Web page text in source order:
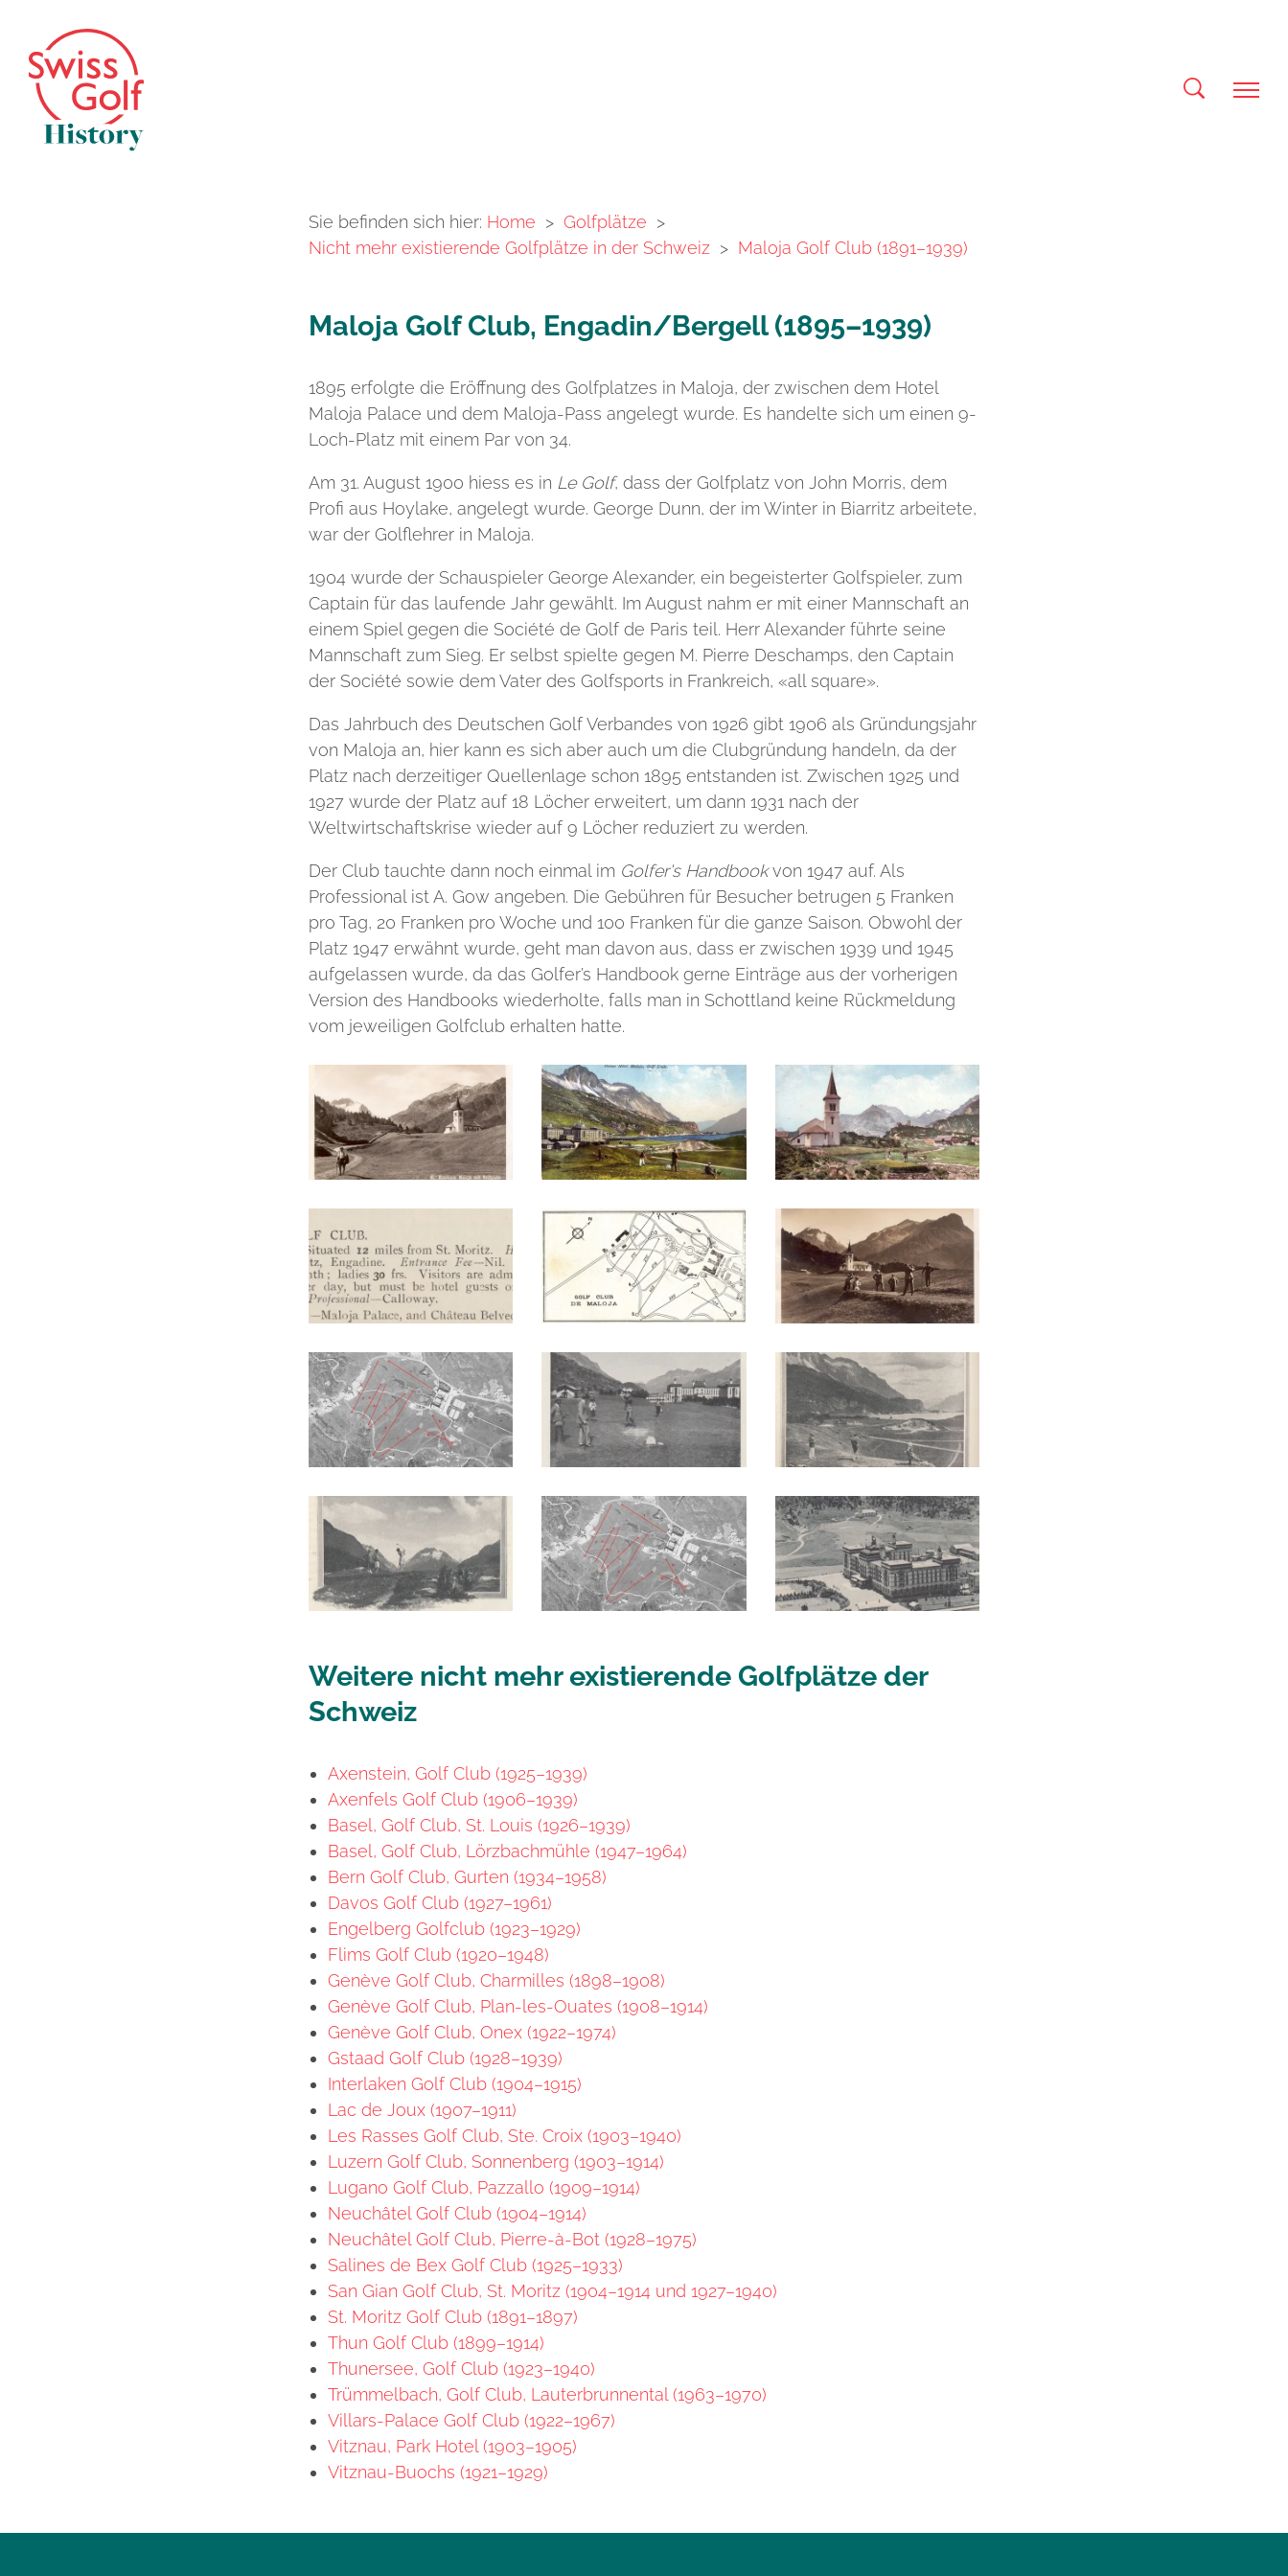
Sie befinden sich hier: Home > Golfplätze >
Nicht mehr existierende Golfplätze in der Schweiz > Maloja Golf Club (1891–1939)
Maloja Golf Club, Engadin/Bergell (1895–1939)
1895 erfolgte die Eröffnung des Golfplatzes in Maloja, der zwischen dem Hotel
Maloja Palace und dem Maloja-Pass angelegt wurde. Es handelte sich um einen 9-
Loch-Platz mit einem Par von 34.
Am 31. August 1900 hiess es in Le Golf, dass der Golfplatz von John Morris, dem
Profi aus Hoylake, angelegt wurde. George Dunn, der im Winter in Biarritz arbeitete,
war der Golflehrer in Maloja.
1904 wurde der Schauspieler George Alexander, ein begeisterter Golfspieler, zum
Captain für das laufende Jahr gewählt. Im August nahm er mit einer Mannschaft an
einem Spiel gegen die Société de Golf de Paris teil. Herr Alexander führte seine
Mannschaft zum Sieg. Er selbst spielte gegen M. Pierre Deschamps, den Captain
der Société sowie dem Vater des Golfsports in Frankreich, «all square».
Das Jahrbuch des Deutschen Golf Verbandes von 1926 gibt 1906 als Gründungsjahr
von Maloja an, hier kann es sich aber auch um die Clubgründung handeln, da der
Platz nach derzeitiger Quellenlage schon 1895 entstanden ist. Zwischen 1925 und
1927 wurde der Platz auf 18 Löcher erweitert, um dann 1931 nach der
Weltwirtschaftskrise wieder auf 9 Löcher reduziert zu werden.
Der Club tauchte dann noch einmal im Golfer's Handbookvon 1947 auf. Als
Professional ist A. Gow angeben. Die Gebühren für Besucher betrugen 5 Franken
pro Tag, 20 Franken pro Woche und 100 Franken für die ganze Saison. Obwohl der
Platz 1947 erwähnt wurde, geht man davon aus, dass er zwischen 1939 und 1945
aufgelassen wurde, da das Golfer’s Handbook gerne Einträge aus der vorherigen
Version des Handbooks wiederholte, falls man in Schottland keine Rückmeldung
vom jeweiligen Golfclub erhalten hatte.
Weitere nicht mehr existierende Golfplätze der
Schweiz
Axenstein, Golf Club (1925–1939)
Axenfels Golf Club (1906–1939)
Basel, Golf Club, St. Louis (1926–1939)
Basel, Golf Club, Lörzbachmühle (1947–1964)
Bern Golf Club, Gurten (1934–1958)
Davos Golf Club (1927–1961)
Engelberg Golfclub (1923–1929)
Flims Golf Club (1920–1948)
Genève Golf Club, Charmilles (1898–1908)
Genève Golf Club, Plan-les-Ouates (1908–1914)
Genève Golf Club, Onex (1922–1974)
Gstaad Golf Club (1928–1939)
Interlaken Golf Club (1904–1915)
Lac de Joux (1907–1911)
Les Rasses Golf Club, Ste. Croix (1903–1940)
Luzern Golf Club, Sonnenberg (1903–1914)
Lugano Golf Club, Pazzallo (1909–1914)
Neuchâtel Golf Club (1904–1914)
Neuchâtel Golf Club, Pierre-à-Bot (1928–1975)
Salines de Bex Golf Club (1925–1933)
San Gian Golf Club, St. Moritz (1904–1914 und 1927–1940)
St. Moritz Golf Club (1891–1897)
Thun Golf Club (1899–1914)
Thunersee, Golf Club (1923–1940)
Trümmelbach, Golf Club, Lauterbrunnental (1963–1970)
Villars-Palace Golf Club (1922–1967)
Vitznau, Park Hotel (1903–1905)
Vitznau-Buochs (1921–1929)